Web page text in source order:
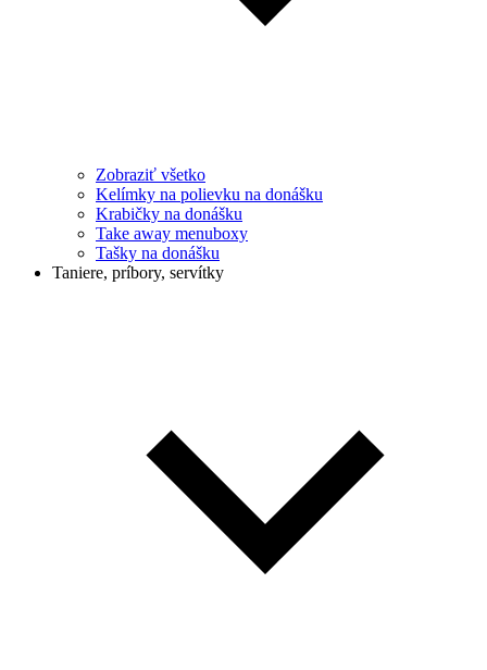
Zobraziť všetko
Kelímky na polievku na donášku
Krabičky na donášku
Take away menuboxy
Tašky na donášku
Taniere, príbory, servítky